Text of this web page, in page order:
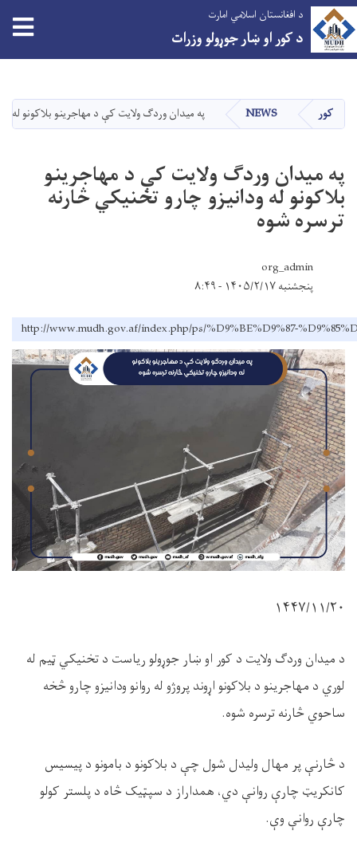
دانګل
د افغانستان اسلامي امارت
د کور او ښار جوړولو وزرات
کور NEWS په میدان وردګ ولایت کې د مهاجرینو بلاکونو له
په میدان وردګ ولایت کې د مهاجرینو
بلاکونو له ودانیزو چارو تخنیکي څارنه
ترسره شوه
org_admin
پنجشنبه ۱۴۰۵/۲/۱۷ - ۸:۴۹
http://www.mudh.gov.af/index.php/ps/%D9%BE%D9%87-
۱۴۴۷/۱۱/۲۰
د میدان وردګ ولایت د کور او ښار جوړولو ریاست د تخنیکي ټیم له
لوري د مهاجرینو د بلاکونو اړوند پروژو له روانو ودانیزو چارو څخه
ساحوي څارنه ترسره شوه.
د څارنې پر مهال ولیدل شول چې د بلاکونو د بامونو د پیسیس
کانکریټ چارې روانې دي، همداراز د سپټیک څاه د پلستر کولو
چارې روانې وې.